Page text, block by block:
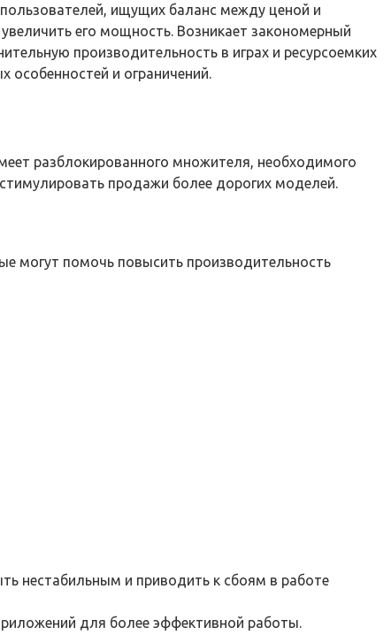
ищущих баланс между ценой и
его мощность. Возникает закономерный
производительность в играх и ресурсоемких
особенностей и ограничений.
разблокированного множителя, необходимого
продажи более дорогих моделей.
могут помочь повысить производительность
нестабильным и приводить к сбоям в работе
для более эффективной работы.